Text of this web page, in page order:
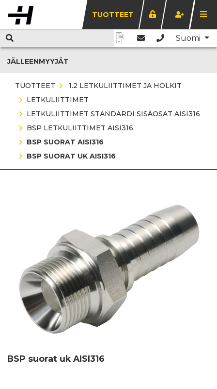
TUOTTEET
Suomi
JÄLLEENMYYJÄT
TUOTTEET
1.2 LETKULIITTIMET JA HOLKIT
LETKULIITTIMET
LETKULIITTIMET STANDARDI SISÄOSAT AISI316
BSP LETKULIITTIMET AISI316
BSP SUORAT AISI316
BSP SUORAT UK AISI316
BSP suorat uk AISI316